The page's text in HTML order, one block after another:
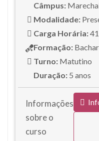
Câmpus:
Modalidade:
Carga Horária:
Formação:
Turno: Matutino
Duração: 5 anos
Informações
sobre o
curso